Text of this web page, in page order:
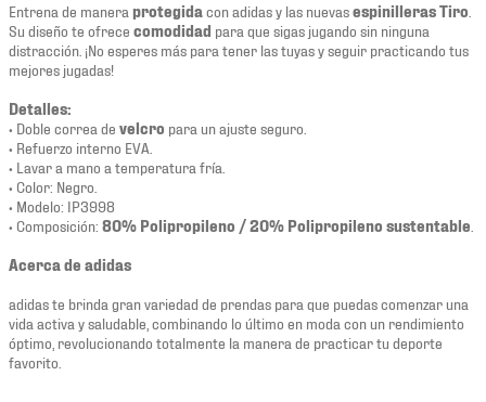
Entrena de manera protegida con adidas y las nuevasespinilleras Tiro
Su diseño te ofrece comodidad para que sigas jugando sin ninguna
distracción. ¡No esperes más para tener las tuyas y seguir practicando tus
mejores jugadas!
Detalles:
• Doble correa de velcro para un ajuste seguro.
• Refuerzo interno EVA.
• Lavar a mano a temperatura fría.
• Color: Negro.
• Modelo: IP3998
• Composición: 80% Polipropileno / 20% Polipropileno sustentable
Acerca de adidas
adidas te brinda gran variedad de prendas para que puedas comenzar una
vida activa y saludable, combinando lo último en moda con un rendimiento
óptimo, revolucionando totalmente la manera de practicar tu deporte
favorito.